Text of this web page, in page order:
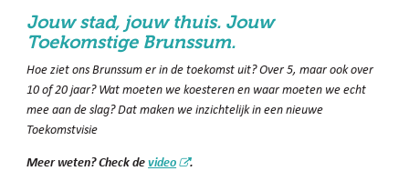
Jouw stad, jouw thuis. Jouw
Toekomstige Brunssum.
Hoe ziet ons Brunssum er in de toekomst uit? Over 5, maar ook over
10 of 20 jaar? Wat moeten we koesteren en waar moeten we echt
mee aan de slag? Dat maken we inzichtelijk in een nieuwe
Toekomstvisie
Meer weten? Check devideo .